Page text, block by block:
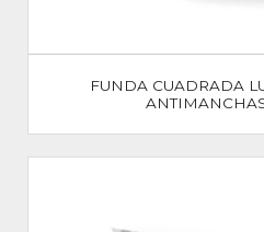
FUNDA CUADRADA